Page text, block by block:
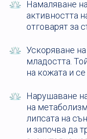
Намаляване
активността
отговарят за
Ускоряване
младостта.
на кожата и
Нарушаване
на
липсата на
и започва да